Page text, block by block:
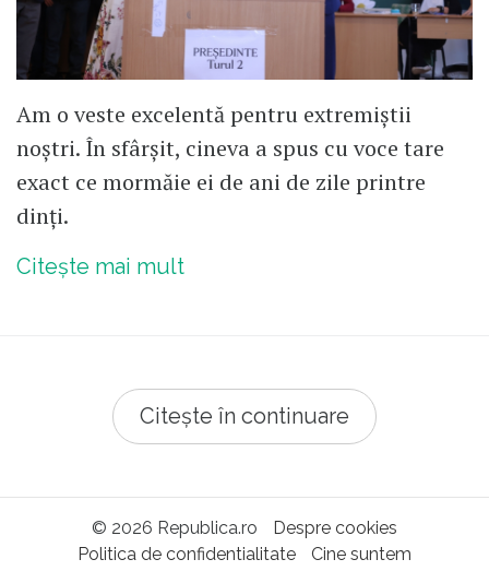
Am o veste excelentă pentru extremiștii
noștri. În sfârșit, cineva a spus cu voce tare
exact ce mormăie ei de ani de zile printre
dinți.
Citește mai mult
Citește în continuare
© 2026 Republica.ro
Despre cookies
Politica de confidentialitate
Cine suntem